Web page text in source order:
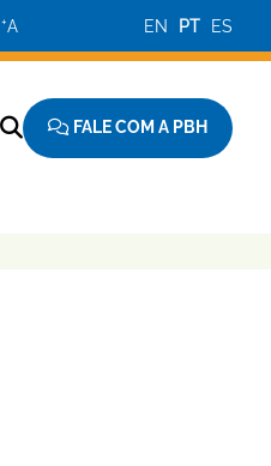
+A EN PT ES
FALE COM A PBH